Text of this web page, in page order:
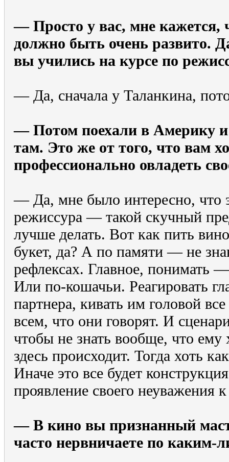
— Просто у вас, мне кажется,
должно быть очень развито.
вы учились на курсе по
— Да, сначала у Таланкина,
— Потом поехали в Америку
там. Это же от того, что вам
профессионально овладеть
— Да, мне было интересно, что
режиссура — такой скучный
лучше делать. Вот как пить
букет, да? А по памяти — не
рефлексах. Главное, понимать
Или по-кошачьи. Реагировать
партнера, кивать им головой
всем, что они говорят. И
чтобы не знать вообще, что ему
здесь происходит. Тогда хоть
Иначе это все будет
проявление своего неуважения
— В кино вы признанный
часто нервничаете по каким-